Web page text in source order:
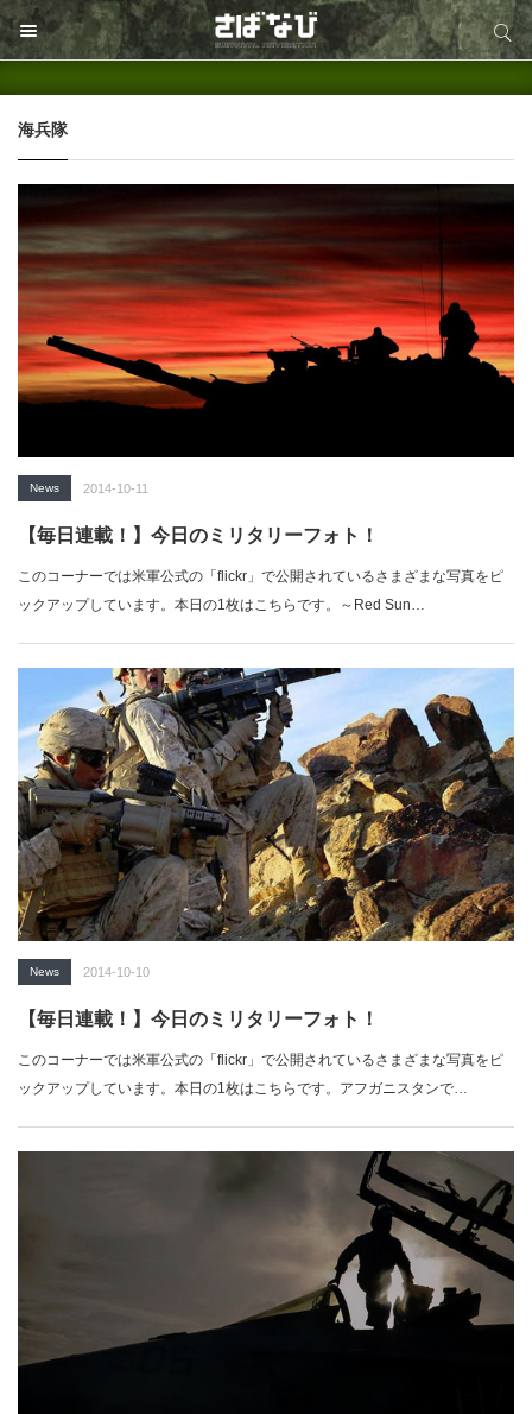
サイト内検索
海兵隊
News 2014-10-11
【毎日連載！】今日のミリタリーフォト！
このコーナーでは米軍公式の「flickr」で公開されているさまざまな写真をピ
ックアップしています。本日の1枚はこちらです。～Red Sun…
News 2014-10-10
【毎日連載！】今日のミリタリーフォト！
このコーナーでは米軍公式の「flickr」で公開されているさまざまな写真をピ
ックアップしています。本日の1枚はこちらです。アフガニスタンで…
サイト内検索